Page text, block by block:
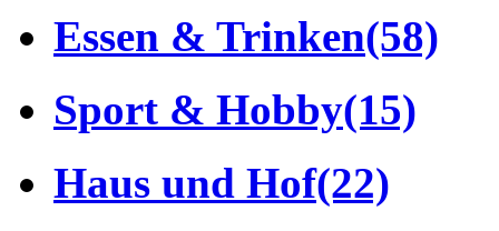
Essen & Trinken(58)
Sport & Hobby(15)
Haus und Hof(22)